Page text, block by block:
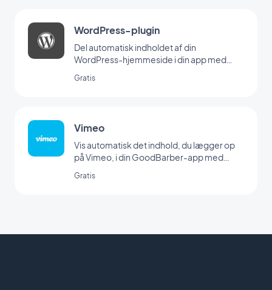
WordPress-plugin
Del automatisk indholdet af din
WordPress-hjemmeside i din app med
Gratis
Vimeo
Vis automatisk det indhold, du lægger op
på Vimeo, i din GoodBarber-app med
synkronisere dine opslag i realtid.
Gratis